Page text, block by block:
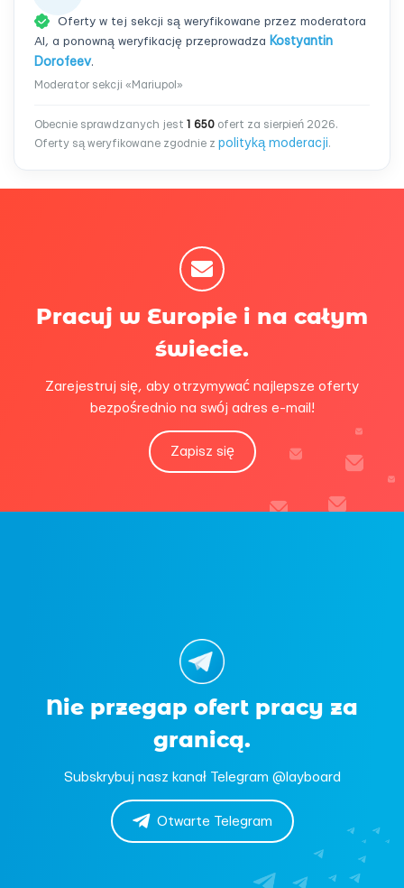
Oferty w tej sekcji są weryfikowane przez moderatora
AI, a ponowną weryfikację przeprowadza Kostyantin
Dorofeev.
Moderator sekcji «Mariupol»
Obecnie sprawdzanych jest 1 650 ofert za sierpień 2026.
Oferty są weryfikowane zgodnie z polityką moderacji.
Pracuj w Europie i na całym
świecie.
Zarejestruj się, aby otrzymywać najlepsze oferty
bezpośrednio na swój adres e-mail!
Zapisz się
Nie przegap ofert pracy za
granicą.
Subskrybuj nasz kanał Telegram @layboard
Otwarte Telegram